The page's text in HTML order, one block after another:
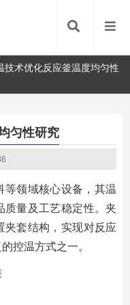
技术优化反应釜温度均匀性
匀性研究
等领域核心设备，其温
质量及工艺稳定性。夹
夹套结构，实现对反应
控温方式之一。